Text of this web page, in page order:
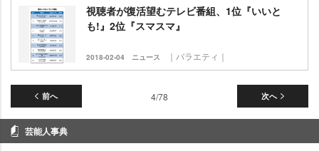
視聴者が復活望むテレビ番組、1位『いいと
も!』2位『スマスマ』
2018-02-04 ニュース ｜バラエティ｜
前へ 次へ
4/78
芸能人事典